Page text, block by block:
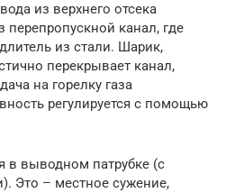
из верхнего отсека
перепропускной канал, где
из стали. Шарик,
перекрывает канал,
на горелку газа
регулируется с помощью
в выводном патрубке (с
Это – местное сужение,